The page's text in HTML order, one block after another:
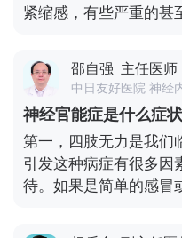
紧缩感，有些严重的甚
体力劳动或者是情绪过
在休息的时候又能够自
绞痛，发作症状基本相
时间更长。
邵自强 主任医师
中日友好医院 神经
神经官能症是什么症状
第一，四肢无力是我们
引发这种病症有很多因
待。如果是简单的感冒
受损引起的，应及时住